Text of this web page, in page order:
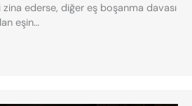
zina ederse, diğer eş boşanma davası
eşin…